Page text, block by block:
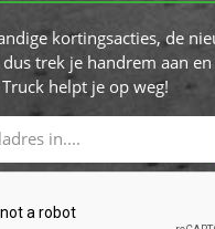
kortingsacties, de
trek je handrem aan
Truck helpt je op weg!
mailadres*